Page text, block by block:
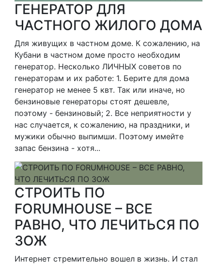
ГЕНЕРАТОР ДЛЯ
ЧАСТНОГО ЖИЛОГО ДОМА
Для живущих в частном доме. К сожалению, на
Кубани в частном доме просто необходим
генератор. Несколько ЛИЧНЫХ советов по
генераторам и их работе: 1. Берите для дома
генератор не менее 5 квт. Так или иначе, но
бензиновые генераторы стоят дешевле,
поэтому - бензиновый; 2. Все неприятности у
нас случается, к сожалению, на праздники, и
мужики обычно выпимши. Поэтому имейте
запас бензина - хотя...
СТРОИТЬ ПО
FORUMHOUSE – ВСЕ
РАВНО, ЧТО ЛЕЧИТЬСЯ ПО
ЗОЖ
Интернет стремительно вошел в жизнь. И стал